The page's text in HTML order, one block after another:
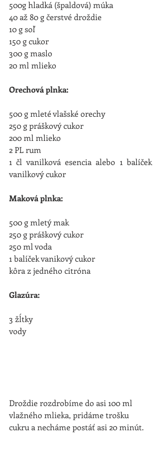
500g hladká (špaldová) múka
40 až 80 g čerstvé droždie
10 g soľ
150 g cukor
300 g maslo
20 ml mlieko
Orechová plnka:
500 g mleté vlašské orechy
250 g práškový cukor
200 ml mlieko
2 PL rum
1 čl vanilková esencia alebo 1 balíček
vanilkový cukor
Maková plnka:
500 g mletý mak
250 g práškový cukor
250 ml voda
1 balíček vanikový cukor
kôra z jedného citróna
Glazúra:
3 žĺtky
vody
Droždie rozdrobíme do asi 100 ml
vlažného mlieka, pridáme trošku
cukru a necháme postáť asi 20 minút.